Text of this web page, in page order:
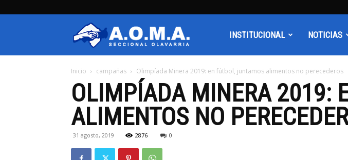
Olavarria
INSTITUCIONAL NOTICIAS
Inicio campañas Olimpíada Minera 2019: en fútbol, juntamos alimentos no perecederos
OLIMPÍADA MINERA 2019:
ALIMENTOS NO
31 agosto, 2019 2876 0